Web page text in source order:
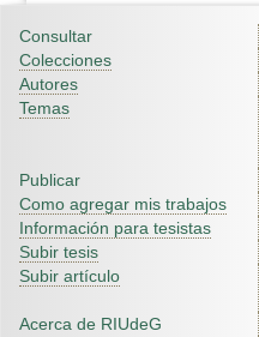
Consultar
Colecciones
Autores
Temas
Publicar
Como agregar mis trabajos
Información para tesistas
Subir tesis
Subir artículo
Acerca de RIUdeG